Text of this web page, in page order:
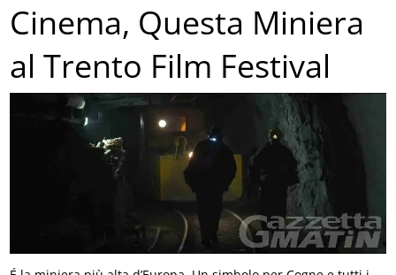
Cinema, Questa Miniera
al Trento Film Festival